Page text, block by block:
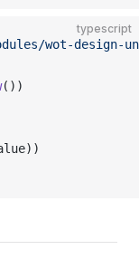
typescript
wot-design-
())